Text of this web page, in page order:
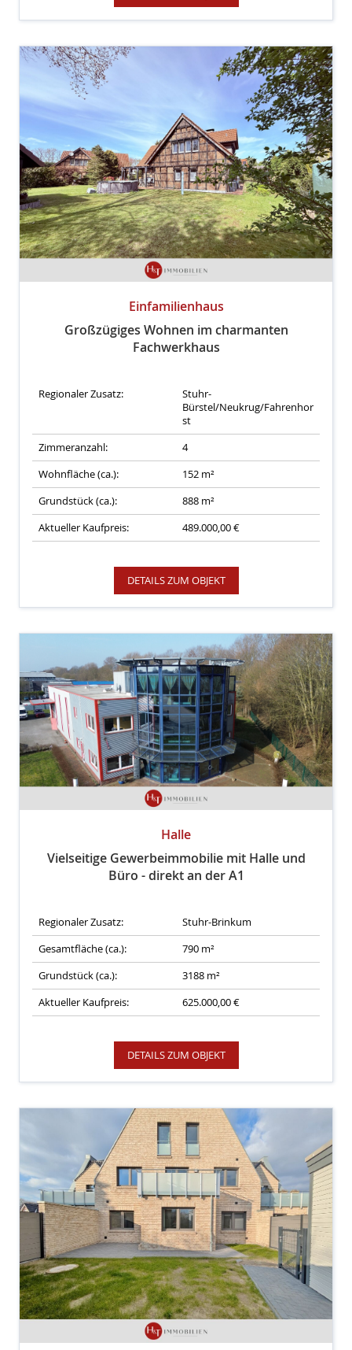
Einfamilienhaus
Großzügiges Wohnen im charmanten
Fachwerkhaus
Regionaler Zusatz:
Stuhr-
Bürstel/Neukrug/Fahrenhor
st
Zimmeranzahl:
4
Wohnfläche (ca.):
152 m²
Grundstück (ca.):
888 m²
Aktueller Kaufpreis:
489.000,00 €
DETAILS ZUM OBJEKT
Halle
Vielseitige Gewerbeimmobilie mit Halle und
Büro - direkt an der A1
Regionaler Zusatz:
Stuhr-Brinkum
Gesamtfläche (ca.):
790 m²
Grundstück (ca.):
3188 m²
Aktueller Kaufpreis:
625.000,00 €
DETAILS ZUM OBJEKT